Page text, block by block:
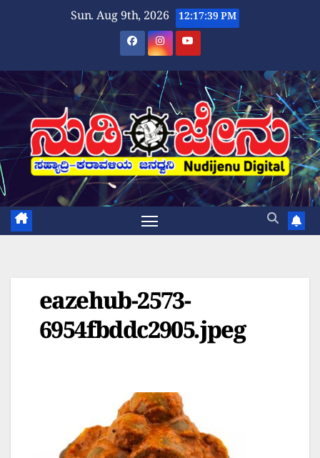
Sun. Aug 9th, 2026 12:17:39 PM
eazehub-2573-
6954fbddc2905.jpeg